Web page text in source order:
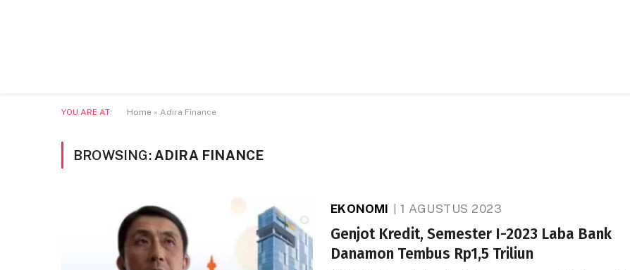
YOU ARE AT: Home » Adira Finance
BROWSING: ADIRA FINANCE
EKONOMI 1 AGUSTUS 2023
Genjot Kredit, Semester I-2023 Laba Bank
Danamon Tembus Rp1,5 Triliun